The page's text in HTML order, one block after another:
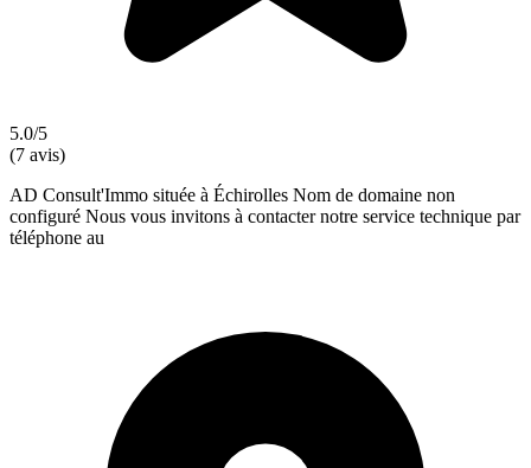
5.0/5
(7 avis)
AD Consult'Immo située à Échirolles Nom de domaine non
configuré Nous vous invitons à contacter notre service technique par
téléphone au